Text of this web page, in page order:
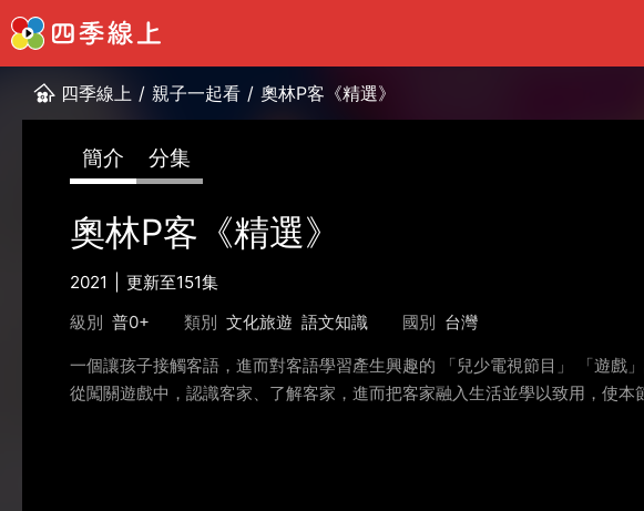
四季線上 / 親子一起看 / 奧林P客《精選》
簡介 分集
奧林P客《精選》
2021
更新至151集
級別 普0+ 類別 文化旅遊 語文知識 國別 台灣
一個讓孩子接觸客語，進而對客語學習產生興趣的 「兒少電視節目」 「遊
從闖關遊戲中，認識客家、了解客家，進而把客家融入生活並學以致用，使